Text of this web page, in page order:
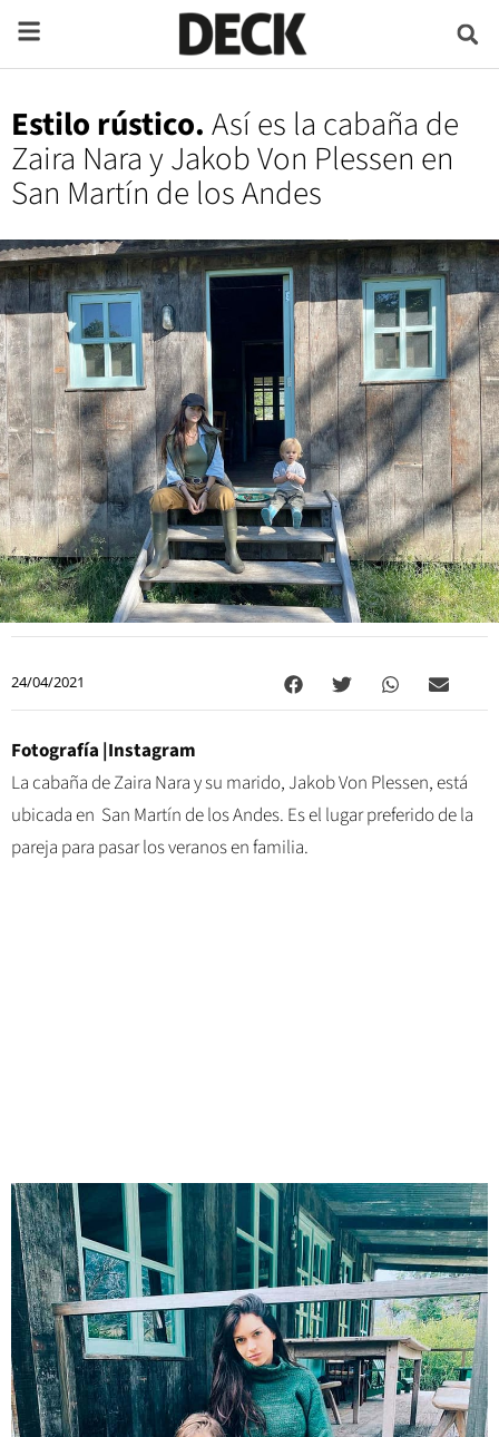
Estilo rústico.Así es la cabaña de
Zaira Nara y Jakob Von Plessen en
San Martín de los Andes
24/04/2021
Fotografía |Instagram
La cabaña de Zaira Nara y su marido, Jakob Von Plessen, está
ubicada en San Martín de los Andes. Es el lugar preferido de la
pareja para pasar los veranos en familia.